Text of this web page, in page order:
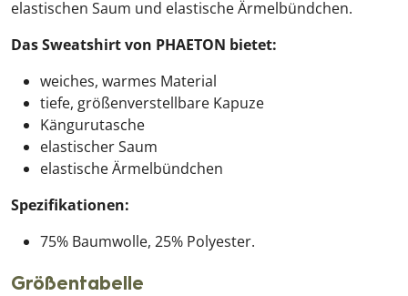
elastischen Saum und elastische Ärmelbündchen.
Das Sweatshirt von PHAETON bietet:
weiches, warmes Material
tiefe, größenverstellbare Kapuze
Kängurutasche
elastischer Saum
elastische Ärmelbündchen
Spezifikationen:
75% Baumwolle, 25% Polyester.
Größentabelle